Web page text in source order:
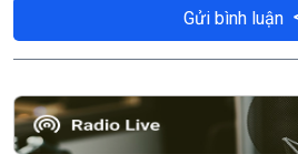
Gửi bình luận